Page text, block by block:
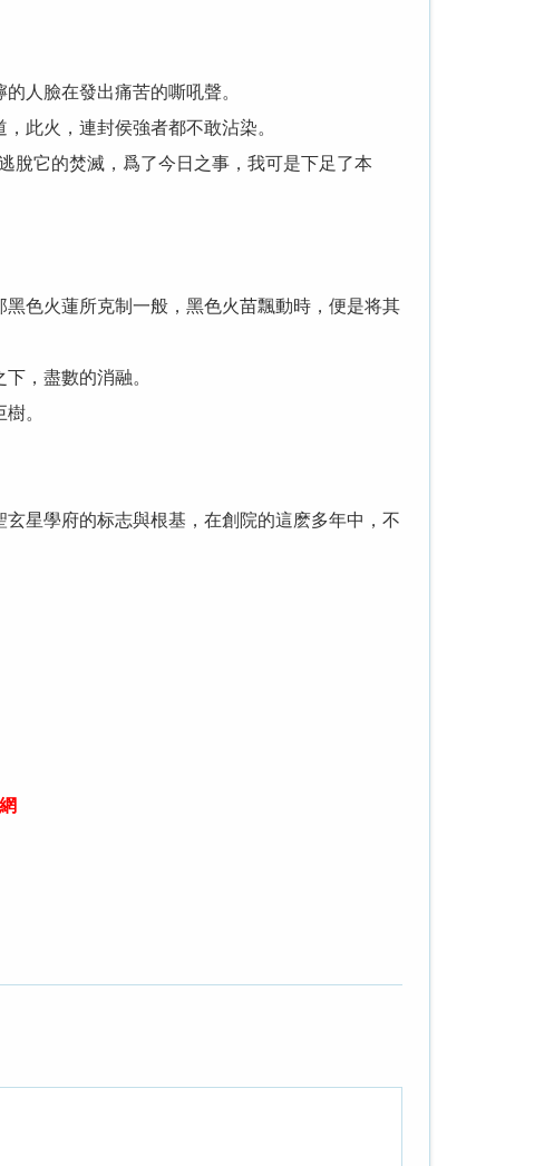
人臉在發出痛苦的嘶吼聲。
此火，連封侯強者都不敢沾染。
它的焚滅，爲了今日之事，我可是下足了本
色火蓮所克制一般，黑色火苗飄動時，便是将其
，盡數的消融。
。
星學府的标志與根基，在創院的這麽多年中，不